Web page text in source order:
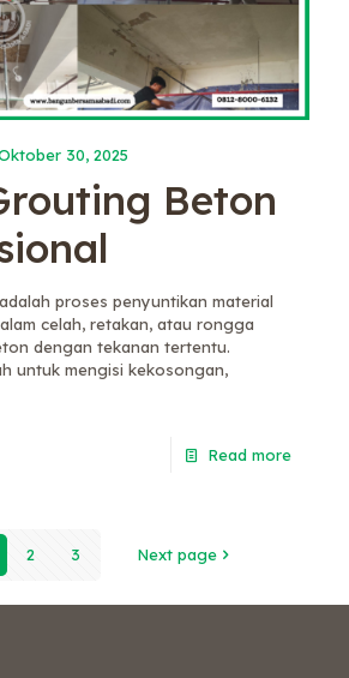
30, 2025
Beton
proses penyuntikan material
celah, retakan, atau rongga
dengan tekanan tertentu.
untuk mengisi kekosongan,
Read more
2 3 Next page